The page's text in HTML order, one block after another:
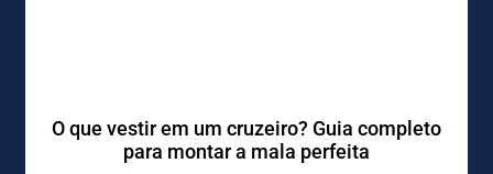
O que vestir em um cruzeiro? Guia completo
para montar a mala perfeita